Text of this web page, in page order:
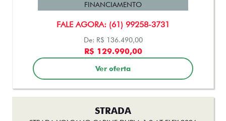
FALE AGORA: (61) 99258-3731
FINANCIAMENTO
De: R$ 136.490,00
R$ 129.990,00
Ver oferta
STRADA